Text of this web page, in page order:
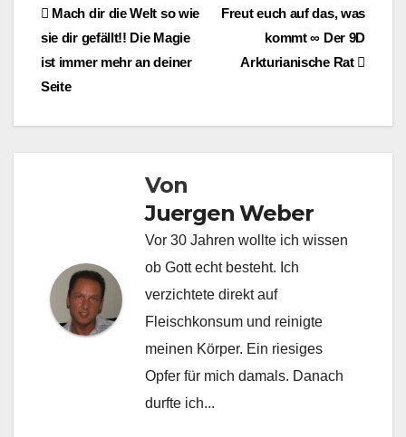
Beitragsnavigation
Freut euch auf das, was
kommt ∞ Der 9D
Arkturianische Rat
Mach dir die Welt so wie
sie dir gefällt!! Die Magie
ist immer mehr an deiner
Seite
Von
Juergen Weber
Vor 30 Jahren wollte ich wissen
ob Gott echt besteht. Ich
verzichtete direkt auf
Fleischkonsum und reinigte
meinen Körper. Ein riesiges
Opfer für mich damals. Danach
durfte ich...